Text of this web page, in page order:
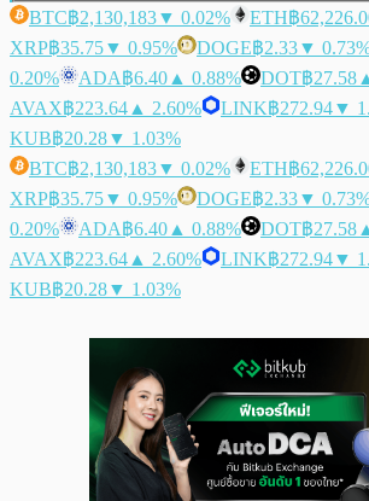
BTC฿2,130,183▼ 0.02% ETH฿
XRP฿35.75▼ 0.95% DOGE฿2.33▼
0.20%
ADA฿6.40 ▲ 0.88% DOT฿27.58
AVAX฿223.64 ▲ 2.60% LINK฿272.94▼
KUB฿20.28▼ 1.03%
BTC฿2,130,183▼ 0.02% ETH฿
XRP฿35.75▼ 0.95% DOGE฿2.33▼
0.20%
ADA฿6.40 ▲ 0.88% DOT฿27.58
AVAX฿223.64 ▲ 2.60% LINK฿272.94▼
KUB฿20.28▼ 1.03%